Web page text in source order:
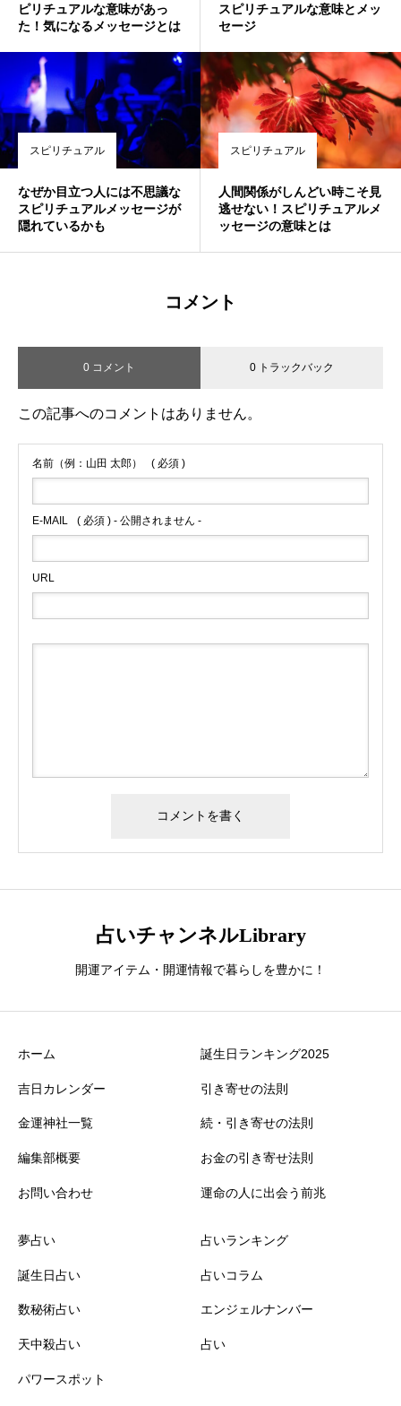
ピリチュアルな意味があっ
た！気になるメッセージとは
スピリチュアルな意味とメッ
セージ
スピリチュアル
なぜか目立つ人には不思議な
スピリチュアルメッセージが
隠れているかも
スピリチュアル
人間関係がしんどい時こそ見
逃せない！スピリチュアルメ
ッセージの意味とは
コメント
0 コメント 0 トラックバック
この記事へのコメントはありません。
名前（例：山田 太郎） ( 必須 )
E-MAIL ( 必須 ) - 公開されません -
URL
占いチャンネルLibrary
開運アイテム・開運情報で暮らしを豊かに！
ホーム
吉日カレンダー
金運神社一覧
編集部概要
お問い合わせ
誕生日ランキング2025
引き寄せの法則
続・引き寄せの法則
お金の引き寄せ法則
運命の人に出会う前兆
夢占い
誕生日占い
数秘術占い
天中殺占い
パワースポット
占いランキング
占いコラム
エンジェルナンバー
占い